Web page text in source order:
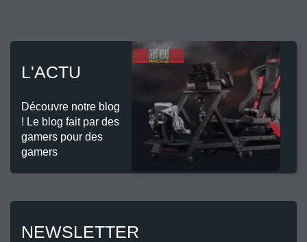
L'ACTU
Découvre notre blog
! Le blog fait par des
gamers pour des
gamers
NEWSLETTER